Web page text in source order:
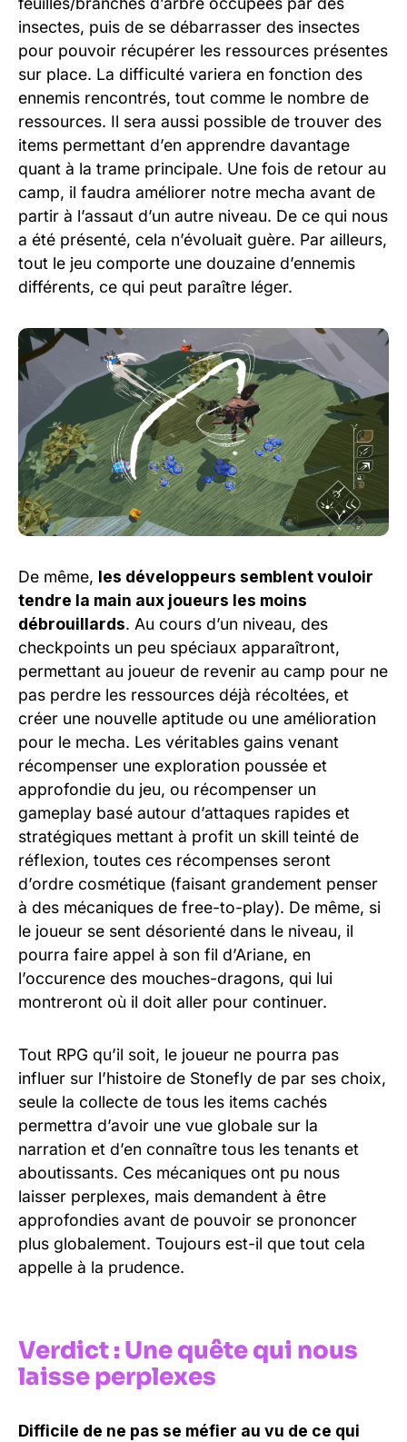
insectes, puis de se débarrasser des insectes
pour pouvoir récupérer les ressources présentes
sur place. La difficulté variera en fonction des
ennemis rencontrés, tout comme le nombre de
ressources. Il sera aussi possible de trouver des
items permettant d’en apprendre davantage
quant à la trame principale. Une fois de retour au
camp, il faudra améliorer notre mecha avant de
partir à l’assaut d’un autre niveau. De ce qui nous
a été présenté, cela n’évoluait guère. Par ailleurs,
tout le jeu comporte une douzaine d’ennemis
différents, ce qui peut paraître léger.
De même, les développeurs semblent vouloir
tendre la main aux joueurs les moins
débrouillards. Au cours d’un niveau, des
checkpoints un peu spéciaux apparaîtront,
permettant au joueur de revenir au camp pour ne
pas perdre les ressources déjà récoltées, et
créer une nouvelle aptitude ou une amélioration
pour le mecha. Les véritables gains venant
récompenser une exploration poussée et
approfondie du jeu, ou récompenser un
gameplay basé autour d’attaques rapides et
stratégiques mettant à profit un skill teinté de
réflexion, toutes ces récompenses seront
d’ordre cosmétique (faisant grandement penser
à des mécaniques de free-to-play). De même, si
le joueur se sent désorienté dans le niveau, il
pourra faire appel à son fil d’Ariane, en
l’occurence des mouches-dragons, qui lui
montreront où il doit aller pour continuer.
Tout RPG qu’il soit, le joueur ne pourra pas
influer sur l’histoire de Stonefly de par ses choix,
seule la collecte de tous les items cachés
permettra d’avoir une vue globale sur la
narration et d’en connaître tous les tenants et
aboutissants. Ces mécaniques ont pu nous
laisser perplexes, mais demandent à être
approfondies avant de pouvoir se prononcer
plus globalement. Toujours est-il que tout cela
appelle à la prudence.
Verdict : Une quête qui nous
laisse perplexes
Difficile de ne pas se méfier au vu de ce qui